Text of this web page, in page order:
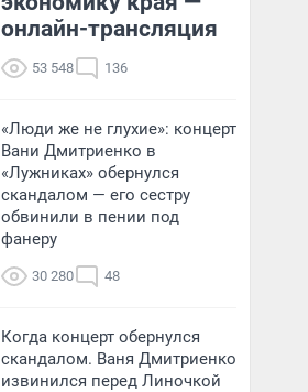
онлайн-трансляция
53 548 136
«Люди же не глухие»: концерт
Вани Дмитриенко в
«Лужниках» обернулся
скандалом — его сестру
обвинили в пении под
фанеру
30 280 48
Когда концерт обернулся
скандалом. Ваня Дмитриенко
извинился перед Линочкой